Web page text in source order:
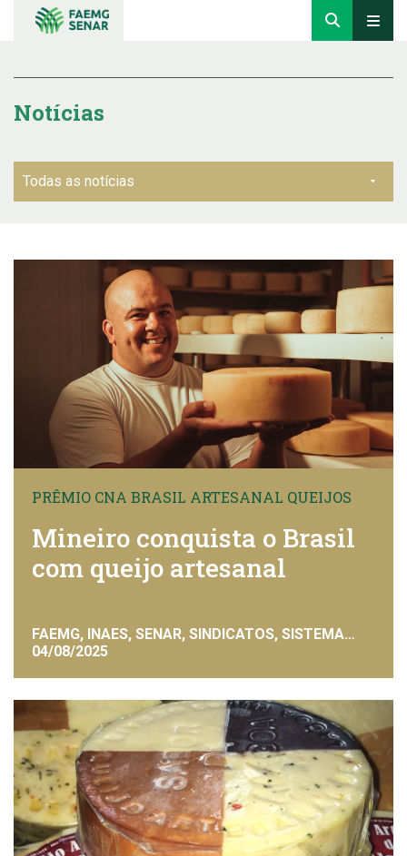
Notícias
PRÊMIO CNA BRASIL ARTESANAL QUEIJOS
Mineiro conquista o Brasil
com queijo artesanal
FAEMG, INAES, SENAR, SINDICATOS, SISTEMA
FAEMG
04/08/2025